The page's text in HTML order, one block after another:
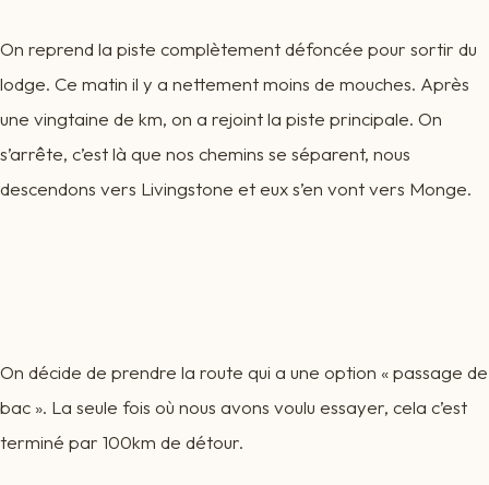
On reprend la piste complètement défoncée pour sortir du
lodge. Ce matin il y a nettement moins de mouches. Après
une vingtaine de km, on a rejoint la piste principale. On
s’arrête, c’est là que nos chemins se séparent, nous
descendons vers Livingstone et eux s’en vont vers Monge.
On décide de prendre la route qui a une option « passage de
bac ». La seule fois où nous avons voulu essayer, cela c’est
terminé par 100km de détour.